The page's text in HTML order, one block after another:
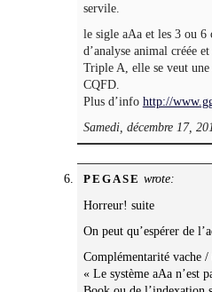
servile.
le sigle aAa et les 3 ou 6
d’analyse animal créée
Triple A, elle se veut
CQFD.
Plus d’info http://
Samedi, décembre 17,
PEGASE wrote:
Horreur! suite
On peut qu’espérer de
Complémentarité vache /
« Le système aAa n’est